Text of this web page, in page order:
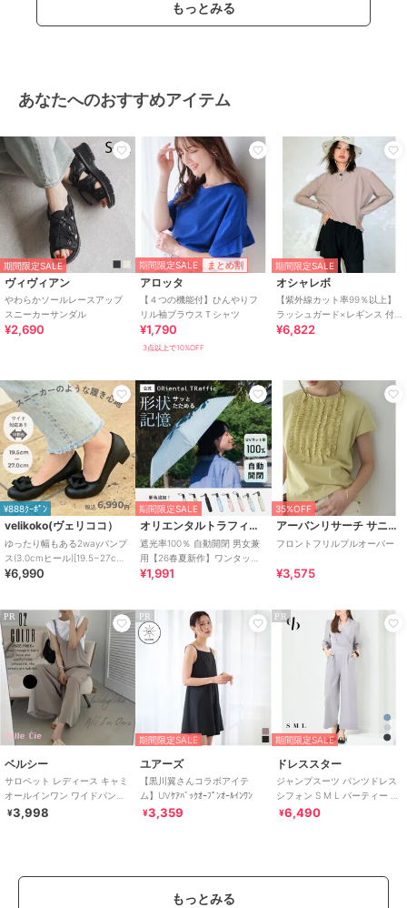
もっとみる
あなたへのおすすめアイテム
期間限定SALE
ヴィヴィアン
やわらかソールレースアップ
スニーカーサンダル
¥2,690
期間限定SALE まとめ割
アロッタ
【４つの機能付】ひんやりフ
リル袖ブラウスＴシャツ
¥1,790
3点以上で10%OFF
期間限定SALE
オシャレボ
【紫外線カット率99％以上】
ラッシュガード×レギンス 付
き タンキニ
¥6,822
¥888ｸｰﾎﾟﾝ
velikoko(ヴェリココ）
ゆったり幅もある2wayパンプ
ス(3.0cmヒール)[19.5~27cm]
ラクチンきれいシューズ
¥6,990
期間限定SALE
オリエンタルトラフィック
遮光率100％ 自動開閉 男女兼
用【26春夏新作】ワンタッチ
晴雨兼用 折りたたみ傘 /G-
¥1,991
35%OFF
アーバンリサーチ サニーレーベル
フロントフリルプルオーバー
¥3,575
PR
ベルシー
サロペット レディース キャミ
オールインワン ワイドパンツ
つなぎ 大人サロペット 黒
¥3,998
PR
期間限定SALE
ユアーズ
【黒川翼さんコラボアイテ
ム】UVｹｱﾊﾞｯｸｵｰﾌﾟﾝｵｰﾙｲﾝﾜﾝ
¥3,359
PR
期間限定SALE
ドレススター
ジャンプスーツ パンツドレス
シフォン S M L パーティー 結
婚式
¥6,490
もっとみる